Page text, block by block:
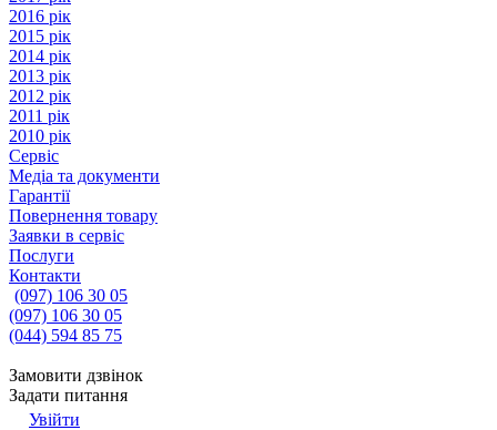
2016 рік
2015 рік
2014 рік
2013 рік
2012 рік
2011 рік
2010 рік
Сервіс
Медіа та документи
Гарантії
Повернення товару
Заявки в сервіс
Послуги
Контакти
(097) 106 30 05
(097) 106 30 05
(044) 594 85 75
Замовити дзвінок
Задати питання
Увійти